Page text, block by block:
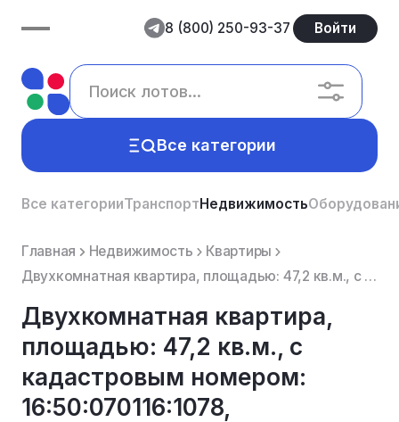
8 (800) 250-93-37 Войти
Все категории
Все категорииТранспортНедвижимость
Главная Недвижимость
Квартиры
Двухкомнатная квартира, площадью: 47,2 кв.м., с кадастровым номером: 16:50:070116:1078, расположенн...
Двухкомнатная квартира,
площадью: 47,2 кв.м., с
кадастровым номером:
16:50:070116:1078,